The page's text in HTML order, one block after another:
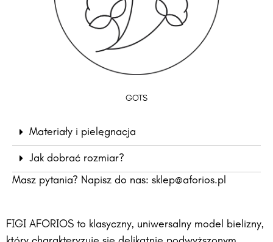
GOTS
Materiały i pielęgnacja
Jak dobrać rozmiar?
Masz pytania? Napisz do nas: sklep@aforios.pl
FIGI AFORIOS to klasyczny, uniwersalny model bielizny,